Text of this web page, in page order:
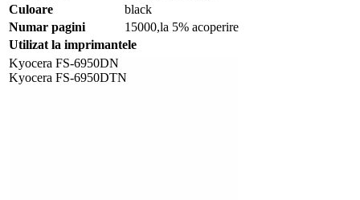
Culoare
black
Numar pagini
15000,la 5% acoperire
Utilizat la imprimantele
Kyocera FS-6950DN
Kyocera FS-6950DTN